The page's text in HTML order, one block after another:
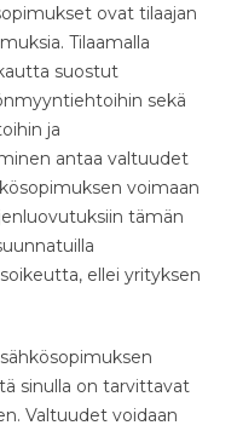
ovat tilaajan
Tilaamalla
suostut
sekä
ja
antaa valtuudet
voimaan
tämän
ellei yrityksen
sinulla on tarvittavat
Valtuudet voidaan